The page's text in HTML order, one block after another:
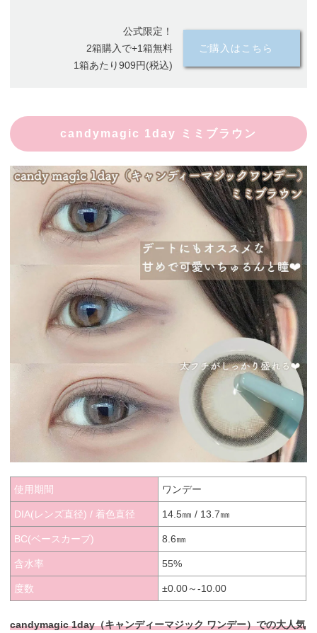
公式限定！
2箱購入で+1箱無料
1箱あたり909円(税込)
ご購入はこちら
candymagic 1day ミミブラウン
使用期間 ワンデー
DIA(レンズ直径) / 着色直径 14.5㎜ / 13.7㎜
BC(ベースカーブ) 8.6㎜
含水率 55%
度数 ±0.00～-10.00
candymagic 1day（キャンディーマジック ワンデー）での大人気